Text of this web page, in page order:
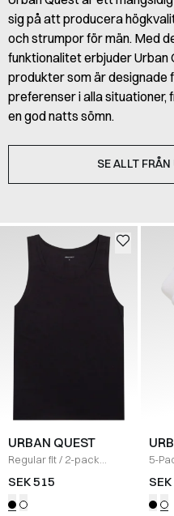
sig på att producera
och strumpor för män. Med
funktionalitet erbjuder
produkter som är designade
preferenser i alla situationer,
en god natts sömn.
SE ALLT
URBAN QUEST
Regular fit/ 2-pack
bambu-tanktopp
SEK 515
5-
/